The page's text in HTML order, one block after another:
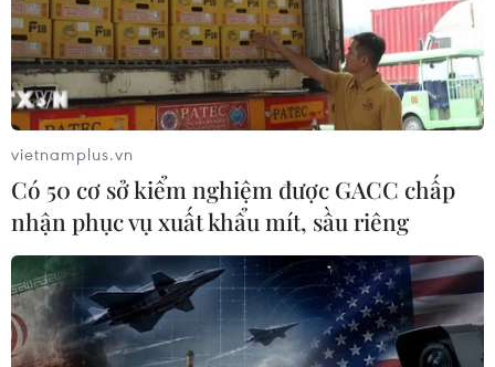
vietnamplus.vn
Có 50 cơ sở kiểm nghiệm được GACC chấp
nhận phục vụ xuất khẩu mít, sầu riêng